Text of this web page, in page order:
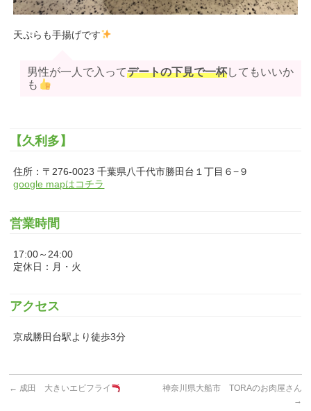
天ぷらも手揚げです
男性が一人で入ってデートの下見で一杯してもいいか
も
【久利多】
住所：〒276-0023 千葉県八千代市勝田台１丁目６−９
google mapはコチラ
営業時間
17:00～24:00
定休日：月・火
アクセス
京成勝田台駅より徒歩3分
← 成田 大きいエビフライ
神奈川県大船市 TORAのお肉屋さん
→